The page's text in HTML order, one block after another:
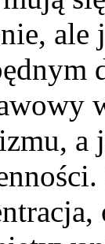
ale
a